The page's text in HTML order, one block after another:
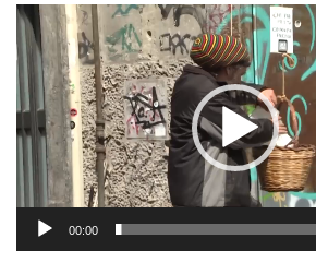
Lecteur
vidéo
00:00